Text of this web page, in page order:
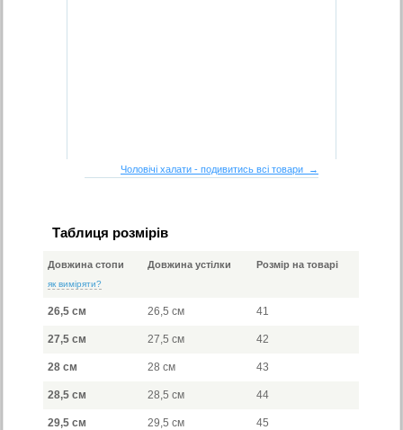
Чоловічі халати - подивитись всі товари →
Таблиця розмірів
Довжина стопи
як виміряти?
Довжина устілки Розмір на товарі
26,5 см 26,5 см 41
27,5 см 27,5 см 42
28 см 28 см 43
28,5 см 28,5 см 44
29,5 см 29,5 см
45